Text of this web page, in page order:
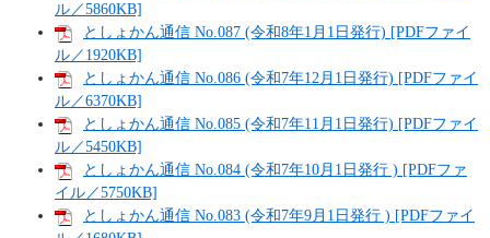
ル／5860KB]
としょかん通信 No.087 (令和8年1月1日発行) [PDFファイ
ル／1920KB]
としょかん通信 No.086 (令和7年12月1日発行) [PDFファイ
ル／6370KB]
としょかん通信 No.085 (令和7年11月1日発行) [PDFファイ
ル／5450KB]
としょかん通信 No.084 (令和7年10月1日発行 ) [PDFファ
イル／5750KB]
としょかん通信 No.083 (令和7年9月1日発行 ) [PDFファイ